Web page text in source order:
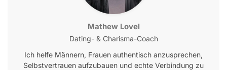
Mathew Lovel
Dating- & Charisma-Coach
Ich helfe Männern, Frauen authentisch anzusprechen,
Selbstvertrauen aufzubauen und echte Verbindung zu